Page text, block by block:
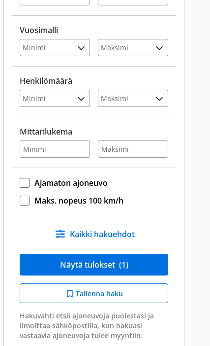
Henkilömäärä
Mittarilukema
Vuosimalli
Ajamaton ajoneuvo
Maks. nopeus 100 km/h
Kaikki hakuehdot
Näytä tulokset (1)
Tallenna haku
Hakuvahti etsii ajoneuvoja puolestasi ja
ilmoittaa sähköpostilla, kun hakuasi
vastaavia ajoneuvoja tulee myyntiin.